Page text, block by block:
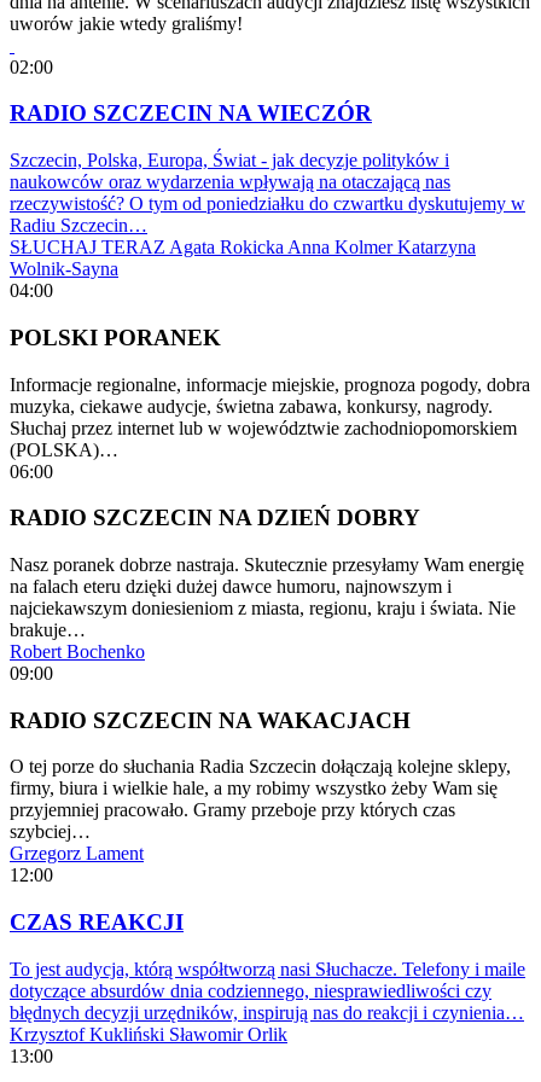
uworów jakie wtedy graliśmy!
02:00
RADIO SZCZECIN NA WIECZÓR
Szczecin, Polska, Europa, Świat - jak decyzje polityków i
naukowców oraz wydarzenia wpływają na otaczającą nas
rzeczywistość? O tym od poniedziałku do czwartku dyskutujemy w
Radiu Szczecin…
SŁUCHAJ TERAZ Agata Rokicka Anna Kolmer Katarzyna
Wolnik-Sayna
04:00
POLSKI PORANEK
Informacje regionalne, informacje miejskie, prognoza pogody, dobra
muzyka, ciekawe audycje, świetna zabawa, konkursy, nagrody.
Słuchaj przez internet lub w województwie zachodniopomorskiem
(POLSKA)…
06:00
RADIO SZCZECIN NA DZIEŃ DOBRY
Nasz poranek dobrze nastraja. Skutecznie przesyłamy Wam energię
na falach eteru dzięki dużej dawce humoru, najnowszym i
najciekawszym doniesieniom z miasta, regionu, kraju i świata. Nie
brakuje…
Robert Bochenko
09:00
RADIO SZCZECIN NA WAKACJACH
O tej porze do słuchania Radia Szczecin dołączają kolejne sklepy,
firmy, biura i wielkie hale, a my robimy wszystko żeby Wam się
przyjemniej pracowało. Gramy przeboje przy których czas
szybciej…
Grzegorz Lament
12:00
CZAS REAKCJI
To jest audycja, którą współtworzą nasi Słuchacze. Telefony i maile
dotyczące absurdów dnia codziennego, niesprawiedliwości czy
błędnych decyzji urzędników, inspirują nas do reakcji i czynienia…
Krzysztof Kukliński Sławomir Orlik
13:00